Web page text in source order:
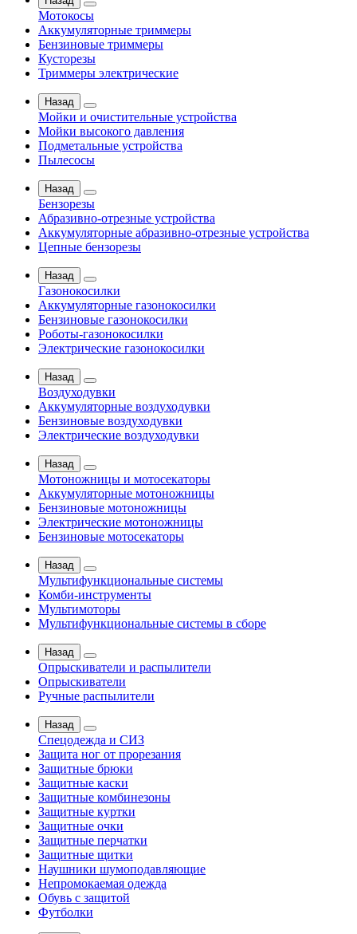
Мотокосы
Аккумуляторные триммеры
Бензиновые триммеры
Кусторезы
Триммеры электрические
Назад
Мойки и очистительные устройства
Мойки высокого давления
Подметальные устройства
Пылесосы
Назад
Бензорезы
Абразивно-отрезные устройства
Аккумуляторные абразивно-отрезные устройства
Цепные бензорезы
Назад
Газонокосилки
Аккумуляторные газонокосилки
Бензиновые газонокосилки
Роботы-газонокосилки
Электрические газонокосилки
Назад
Воздуходувки
Аккумуляторные воздуходувки
Бензиновые воздуходувки
Электрические воздуходувки
Назад
Мотоножницы и мотосекаторы
Аккумуляторные мотоножницы
Бензиновые мотоножницы
Электрические мотоножницы
Бензиновые мотосекаторы
Назад
Мультифункциональные системы
Комби-инструменты
Мультимоторы
Мультифункциональные системы в сборе
Назад
Опрыскиватели и распылители
Опрыскиватели
Ручные распылители
Назад
Спецодежда и СИЗ
Защита ног от прорезания
Защитные брюки
Защитные каски
Защитные комбинезоны
Защитные куртки
Защитные очки
Защитные перчатки
Защитные щитки
Наушники шумоподавляющие
Непромокаемая одежда
Обувь с защитой
Футболки